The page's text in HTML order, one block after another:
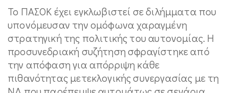
Το ΠΑΣΟΚ έχει εγκλωβιστεί σε διλήμματα που
υπονόμευσαν την ομόφωνα χαραγμένη
στρατηγική της πολιτικής του αυτονομίας. Η
προσυνεδριακή συζήτηση σφραγίστηκε από
την απόφαση για απόρριψη κάθε
πιθανότητας μετεκλογικής συνεργασίας με τη